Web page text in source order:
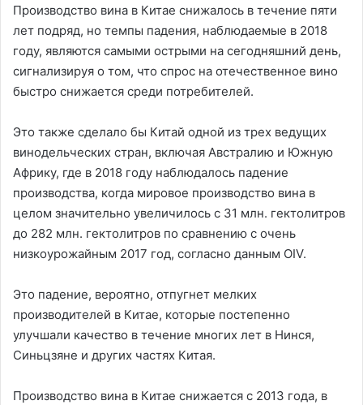
Производство вина в Китае снижалось в течение пяти
лет подряд, но темпы падения, наблюдаемые в 2018
году, являются самыми острыми на сегодняшний день,
сигнализируя о том, что спрос на отечественное вино
быстро снижается среди потребителей.
Это также сделало бы Китай одной из трех ведущих
винодельческих стран, включая Австралию и Южную
Африку, где в 2018 году наблюдалось падение
производства, когда мировое производство вина в
целом значительно увеличилось с 31 млн. гектолитров
до 282 млн. гектолитров по сравнению с очень
низкоурожайным 2017 год, согласно данным OIV.
Это падение, вероятно, отпугнет мелких
производителей в Китае, которые постепенно
улучшали качество в течение многих лет в Нинся,
Синьцзяне и других частях Китая.
Производство вина в Китае снижается с 2013 года, в